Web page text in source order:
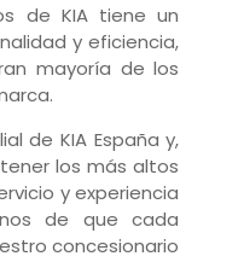
de KIA tiene un
y eficiencia,
mayoría de los
de KIA España y,
los másaltos
y experiencia
de que cada
concesionario